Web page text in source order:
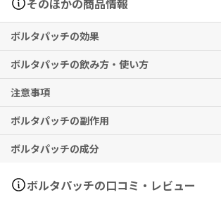
ボルタパッチの効果
下記疾患並びに症状の鎮痛・消炎
変形性関節症、肩関節周囲炎、腱・腱鞘炎、腱
(テニス肘等)、筋肉痛 (筋・筋膜性腰痛症等)、外
※上記は、英国での適応です。
※本剤は、日本国内で適応がないため、使用前
師・薬剤師にご相談ください。
ボルタパッチの飲み方・使い方
粘着部分の保護シートをはがし、痛みのある部
貼付する。
使用方法について医師の指示がある場合は、それ
注意事項
本剤は外用としてのみお使いください。
傷口には使用しないでください。
妊娠中・妊娠の可能性のある方、授乳中の方は
■以下の方は本剤を使用しないでください。
ボルタパッチの副作用
発赤、発疹、掻痒、刺激感
その他、なにか異変を感じた際は速やかに医師の
い。
ボルタパッチの成分
Diclofenac diethylammonium 2.32%
ボルタパッチの口コミ・レビュー